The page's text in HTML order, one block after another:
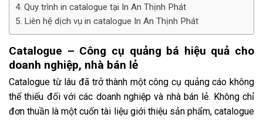
Quy trình in catalogue tại In An Thịnh Phát
Liên hệ dịch vụ in catalogue In An Thịnh Phát
Catalogue – Công cụ quảng bá hiệu quả cho
doanh nghiệp, nhà bán lẻ
Catalogue từ lâu đã trở thành một công cụ quảng cáo không
thể thiếu đối với các doanh nghiệp và nhà bán lẻ. Không chỉ
đơn thuần là một cuốn tài liệu giới thiệu sản phẩm, catalogue